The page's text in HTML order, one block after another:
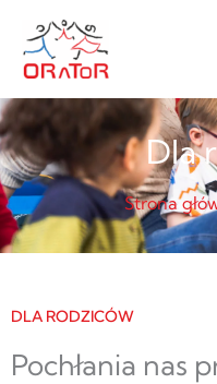
treści
Dla
Strona
DLA RODZICÓW
Pochłania nas